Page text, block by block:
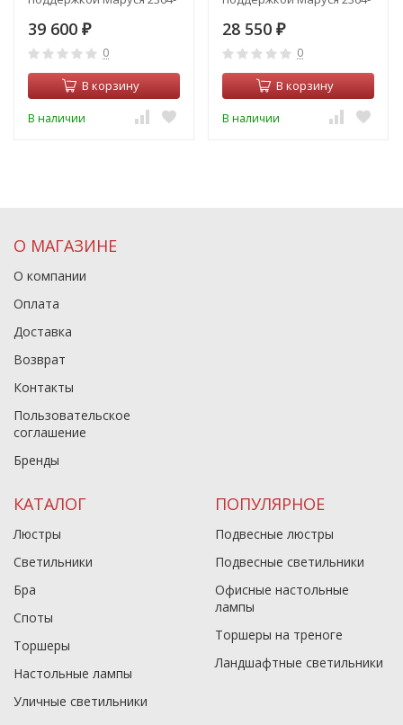
39 600 ₽
0
В корзину
В наличии
28 550 ₽
0
В корзину
В наличии
О МАГАЗИНЕ
О компании
Оплата
Доставка
Возврат
Контакты
Пользовательское
соглашение
Бренды
КАТАЛОГ
Люстры
Светильники
Бра
Споты
Торшеры
Настольные лампы
Уличные светильники
ПОПУЛЯРНОЕ
Подвесные люстры
Подвесные светильники
Офисные настольные
лампы
Торшеры на треноге
Ландшафтные светильники